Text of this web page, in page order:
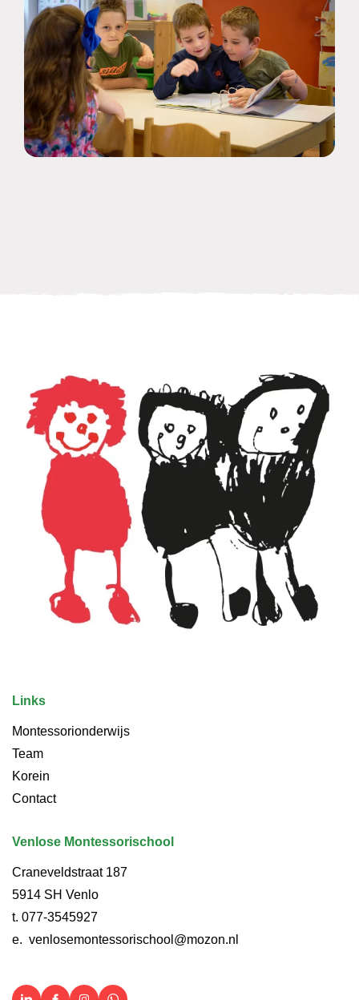
Links
Montessorionderwijs
Team
Korein
Contact
Venlose Montessorischool
Craneveldstraat 187
5914 SH Venlo
t. 077-3545927
e. venlosemontessorischool@mozon.nl